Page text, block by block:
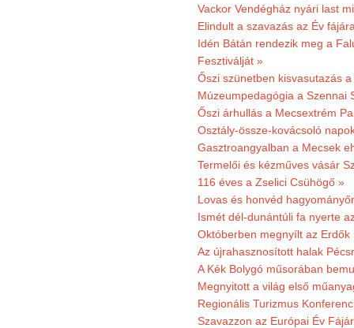
Vackor Vendégház nyári last
Elindult a szavazás az Év
Idén Bátán rendezik meg a
Fesztiválját »
Őszi szünetben kisvasutazás
Múzeumpedagógia a Szennai
Őszi árhullás a Mecsextrém
Osztály-össze-kovácsoló
Gasztroangyalban a Mecsek
Termelői és kézműves vásár
116 éves a Zselici Csühögő »
Lovas és honvéd
Ismét dél-dunántúli fa nyerte
Októberben megnyílt az
Az újrahasznosított halak
A Kék Bolygó műsorában
Megnyitott a világ első
Regionális Turizmus
Szavazzon az Európai Év